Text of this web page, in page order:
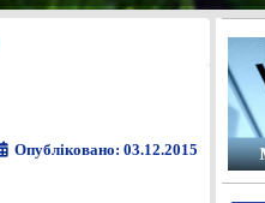
Опубліковано: 03.12.2015